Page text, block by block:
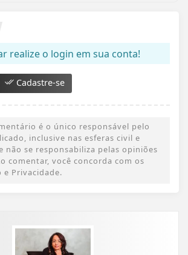
realize o login em sua conta!
Cadastre-se
é o único responsável pelo
inclusive nas esferas civil e
não se responsabiliza pelas opiniões
comentar, você concorda com os
e Privacidade.